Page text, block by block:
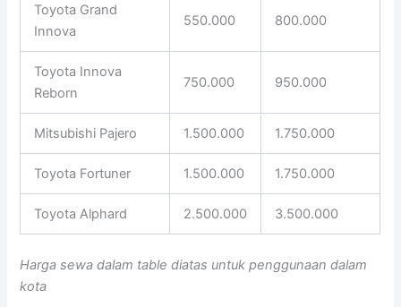
Toyota Grand
Innova
550.000 800.000
Toyota Innova
Reborn
750.000 950.000
Mitsubishi Pajero 1.500.000 1.750.000
Toyota Fortuner 1.500.000 1.750.000
Toyota Alphard 2.500.000 3.500.000
Harga sewa dalam table diatas untuk penggunaan dalam
kota